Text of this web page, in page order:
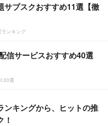
サブスクおすすめ11選【徹
ランキング
信サービスおすすめ40選
20選
ンキングから、ヒットの推